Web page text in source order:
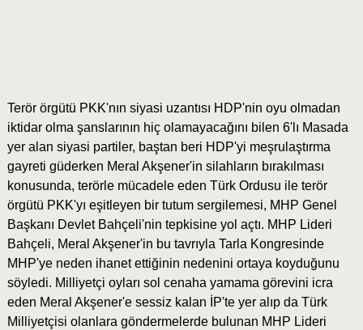
Terör örgütü PKK'nın siyasi uzantısı HDP'nin oyu olmadan
iktidar olma şanslarının hiç olamayacağını bilen 6'lı Masada
yer alan siyasi partiler, baştan beri HDP'yi meşrulaştırma
gayreti güderken Meral Akşener'in silahların bırakılması
konusunda, terörle mücadele eden Türk Ordusu ile terör
örgütü PKK'yı eşitleyen bir tutum sergilemesi, MHP Genel
Başkanı Devlet Bahçeli'nin tepkisine yol açtı. MHP Lideri
Bahçeli, Meral Akşener'in bu tavrıyla Tarla Kongresinde
MHP'ye neden ihanet ettiğinin nedenini ortaya koyduğunu
söyledi. Milliyetçi oyları sol cenaha yamama görevini icra
eden Meral Akşener'e sessiz kalan İP'te yer alıp da Türk
Milliyetçisi olanlara göndermelerde bulunan MHP Lideri